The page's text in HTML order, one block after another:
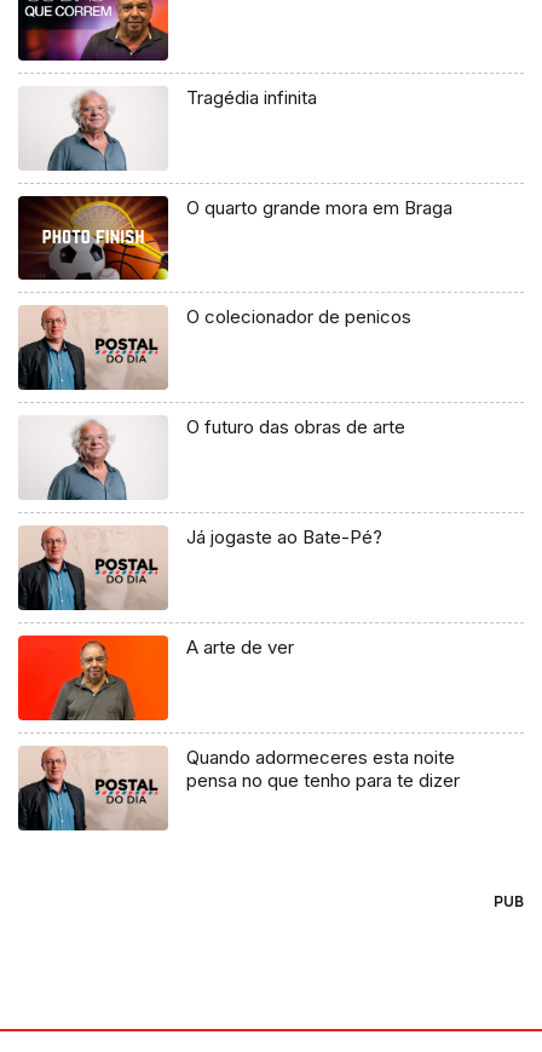
Tragédia infinita
O quarto grande mora em Braga
O colecionador de penicos
O futuro das obras de arte
Já jogaste ao Bate-Pé?
A arte de ver
Quando adormeceres esta noite
pensa no que tenho para te dizer
PUB